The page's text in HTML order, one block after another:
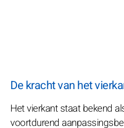
De kracht van het
Het vierkant staat bekend
voortdurend